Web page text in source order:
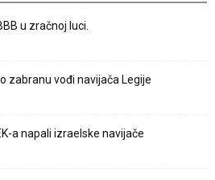
u zračnoj luci.
zabranu vođi navijača Legije
a napali izraelske navijače